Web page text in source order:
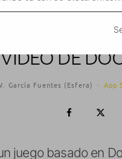
VÍDEO DE
García Fuentes (Esfera) · App
juego basado en